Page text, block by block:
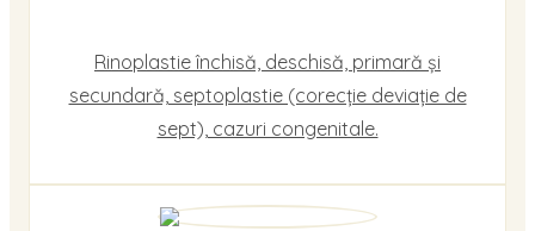
Rinoplastie închisă, deschisă, primară și
secundară, septoplastie (corecție deviație de
sept), cazuri congenitale.